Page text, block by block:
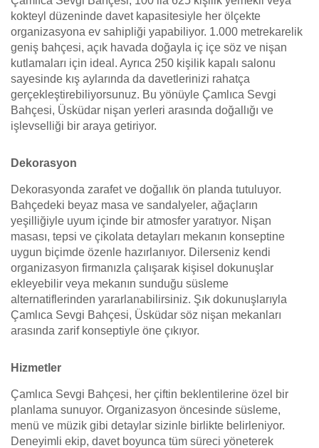
kokteyl düzeninde davet kapasitesiyle her ölçekte
organizasyona ev sahipliği yapabiliyor. 1.000 metrekarelik
geniş bahçesi, açık havada doğayla iç içe söz ve nişan
kutlamaları için ideal. Ayrıca 250 kişilik kapalı salonu
sayesinde kış aylarında da davetlerinizi rahatça
gerçekleştirebiliyorsunuz. Bu yönüyle Çamlıca Sevgi
Bahçesi, Üsküdar nişan yerleri arasında doğallığı ve
işlevselliği bir araya getiriyor.
Dekorasyon
Dekorasyonda zarafet ve doğallık ön planda tutuluyor.
Bahçedeki beyaz masa ve sandalyeler, ağaçların
yeşilliğiyle uyum içinde bir atmosfer yaratıyor. Nişan
masası, tepsi ve çikolata detayları mekanın konseptine
uygun biçimde özenle hazırlanıyor. Dilerseniz kendi
organizasyon firmanızla çalışarak kişisel dokunuşlar
ekleyebilir veya mekanın sunduğu süsleme
alternatiflerinden yararlanabilirsiniz. Şık dokunuşlarıyla
Çamlıca Sevgi Bahçesi, Üsküdar söz nişan mekanları
arasında zarif konseptiyle öne çıkıyor.
Hizmetler
Çamlıca Sevgi Bahçesi, her çiftin beklentilerine özel bir
planlama sunuyor. Organizasyon öncesinde süsleme,
menü ve müzik gibi detaylar sizinle birlikte belirleniyor.
Deneyimli ekip, davet boyunca tüm süreci yöneterek